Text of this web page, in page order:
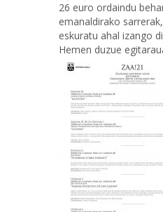
26 euro ordaindu
emanaldirako
eskuratu ahal izango
Hemen duzue